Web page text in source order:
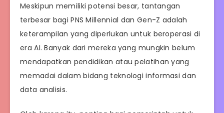
Meskipun memiliki potensi besar, tantangan
terbesar bagi PNS Millennial dan Gen-Z adalah
keterampilan yang diperlukan untuk beroperasi di
era AI. Banyak dari mereka yang mungkin belum
mendapatkan pendidikan atau pelatihan yang
memadai dalam bidang teknologi informasi dan
data analisis.